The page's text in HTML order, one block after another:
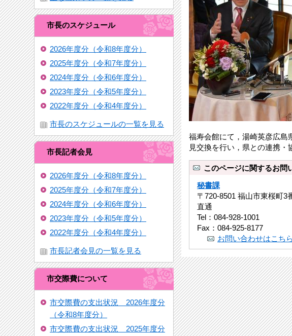
市長のスケジュール
2026年度分（令和8年度分）
2025年度分（令和7年度分）
2024年度分（令和6年度分）
2023年度分（令和5年度分）
2022年度分（令和4年度分）
市長のスケジュールの一覧を見る
市長記者会見
2026年度分（令和8年度分）
2025年度分（令和7年度分）
2024年度分（令和6年度分）
2023年度分（令和5年度分）
2022年度分（令和4年度分）
市長記者会見の一覧を見る
市交際費について
市交際費の支出状況 2026年度分
（令和8年度分）
市交際費の支出状況 2025年度分
福寿会館にて，湯崎英彦広島
見交換を行い，県との連携・
このページに関するお問
秘書課
〒720-8501 福山市東桜町3
直通
Tel：084-928-1001
Fax：084-925-8177
お問い合わせはこち